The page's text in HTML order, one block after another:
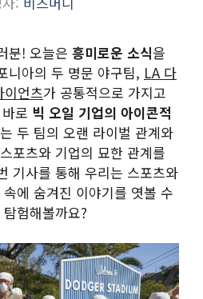
분! 오늘은 흥미로운 소식을
니아의 두 명문 야구팀, LA 다
이언츠가 공통적으로 가지고
로 빅 오일 기업의 아이콘적
두 팀의 오랜 라이벌 관계와
포츠와 기업의 묘한 관계를
기사를 통해 우리는 스포츠와
에 숨겨진 이야기를 엿볼 수
험해볼까요?